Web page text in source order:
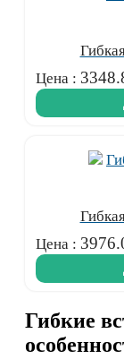
Цена :
Цена :
Гибкие